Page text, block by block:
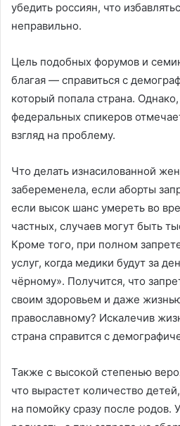
убедить россиян, что
неправильно.
Цель подобных форумов и
благая — справиться с
который попала страна.
федеральных спикеров
взгляд на проблему.
Что делать изнасилованной
забеременела, если аборты
если высок шанс умереть во
частных, случаев могут быть
Кроме того, при полном
услуг, когда медики будут за
чёрному». Получится, что
своим здоровьем и даже
православному? Искалечив
страна справится с
Также с высокой степенью
что вырастет количество
на помойку сразу после родов.